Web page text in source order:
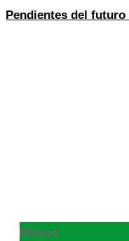
Pendientes del futuro
Música